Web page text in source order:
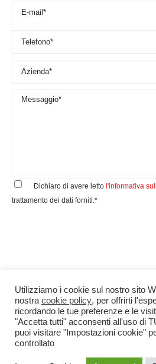
Dichiaro di avere letto l'informativa
trattamento dei dati forniti.*
Utilizziamo i cookie sul nostro sito
nostra cookie policy, per offrirti
ricordando le tue preferenze e le
"Accetta tutti" acconsenti all'uso di
puoi visitare "Impostazioni cookie"
controllato